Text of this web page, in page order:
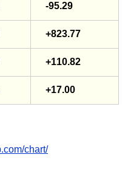
-95.29
+823.77
+110.82
+17.00
chart/